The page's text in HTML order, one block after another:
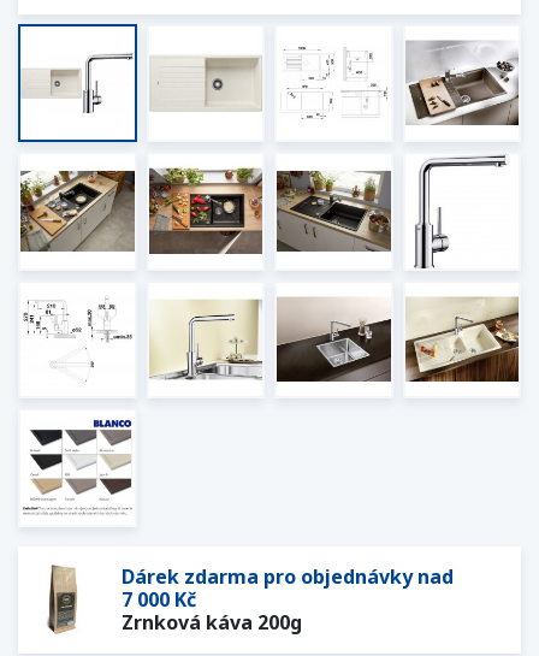
Dárek zdarma pro objednávky nad
7 000 Kč
Zrnková káva 200g